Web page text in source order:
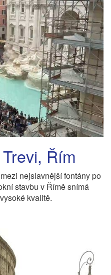
Řím
nejslavnější fontány po
stavbu v Římě snímá
kvalitě.